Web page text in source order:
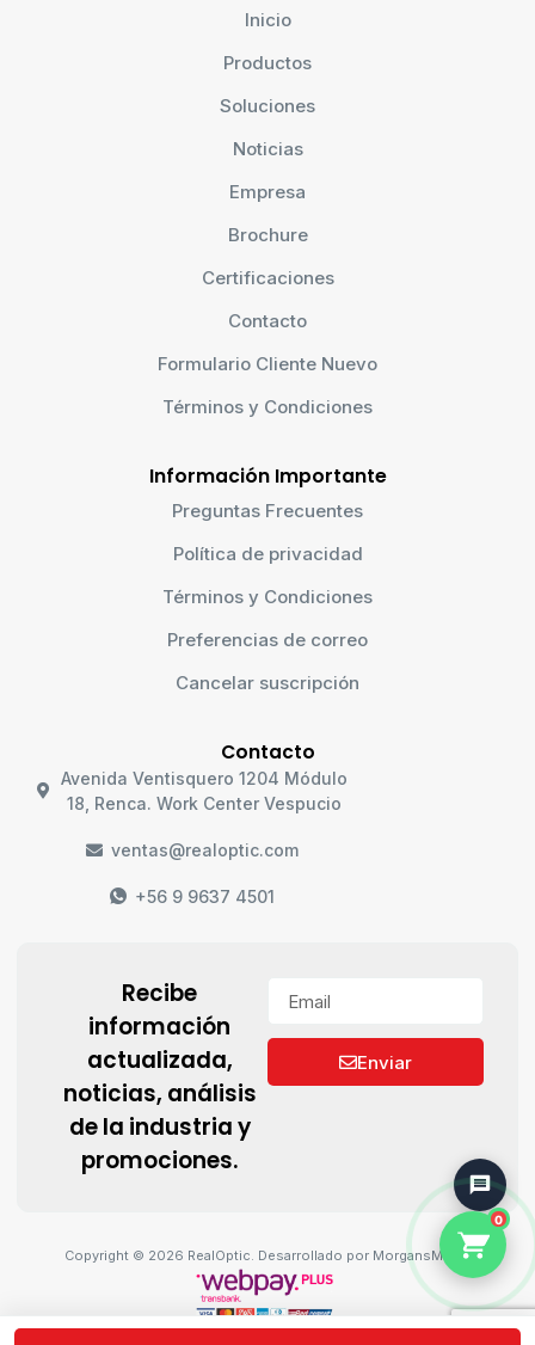
Inicio
Productos
Soluciones
Noticias
Empresa
Brochure
Certificaciones
Contacto
Formulario Cliente Nuevo
Términos y Condiciones
Información Importante
Preguntas Frecuentes
Política de privacidad
Términos y Condiciones
Preferencias de correo
Cancelar suscripción
Contacto
Avenida Ventisquero 1204 Módulo
18, Renca. Work Center Vespucio
ventas@realoptic.com
+56 9 9637 4501
Recibe
información
actualizada,
noticias, análisis
de la industria y
promociones.
Enviar
Copyright © 2026 RealOptic. Desarrollado por MorgansMedia
0